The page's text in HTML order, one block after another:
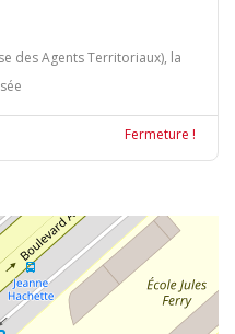
des Agents Territoriaux), la
Fermeture !